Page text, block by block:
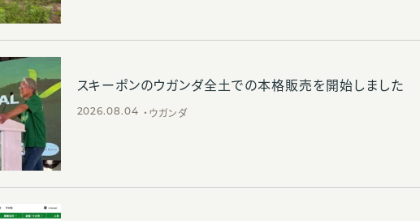
スキーポンのウガンダ全土での本格販売を開始しました
2026.08.04 ウガンダ